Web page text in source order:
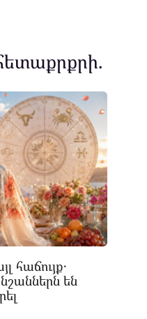
հաճույք․
են